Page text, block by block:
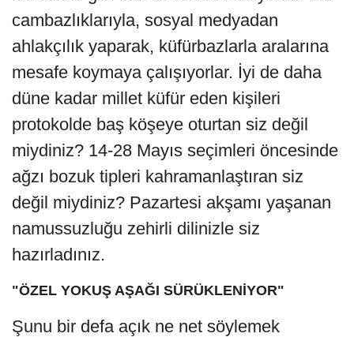
cambazlıklarıyla, sosyal medyadan
ahlakçılık yaparak, küfürbazlarla aralarına
mesafe koymaya çalışıyorlar. İyi de daha
düne kadar millet küfür eden kişileri
protokolde baş köşeye oturtan siz değil
miydiniz? 14-28 Mayıs seçimleri öncesinde
ağzı bozuk tipleri kahramanlaştıran siz
değil miydiniz? Pazartesi akşamı yaşanan
namussuzluğu zehirli dilinizle siz
hazırladınız.
"ÖZEL YOKUŞ AŞAĞI SÜRÜKLENİYOR"
Şunu bir defa açık ne net söylemek